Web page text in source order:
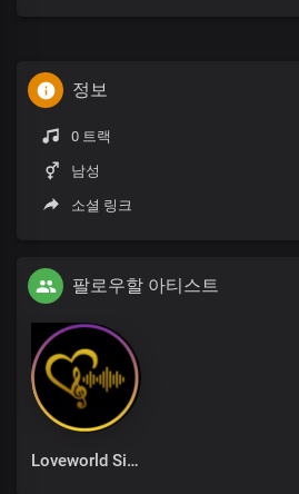
정보
0 트랙
남성
소셜 링크
팔로우할 아티스트
Loveworld Singers